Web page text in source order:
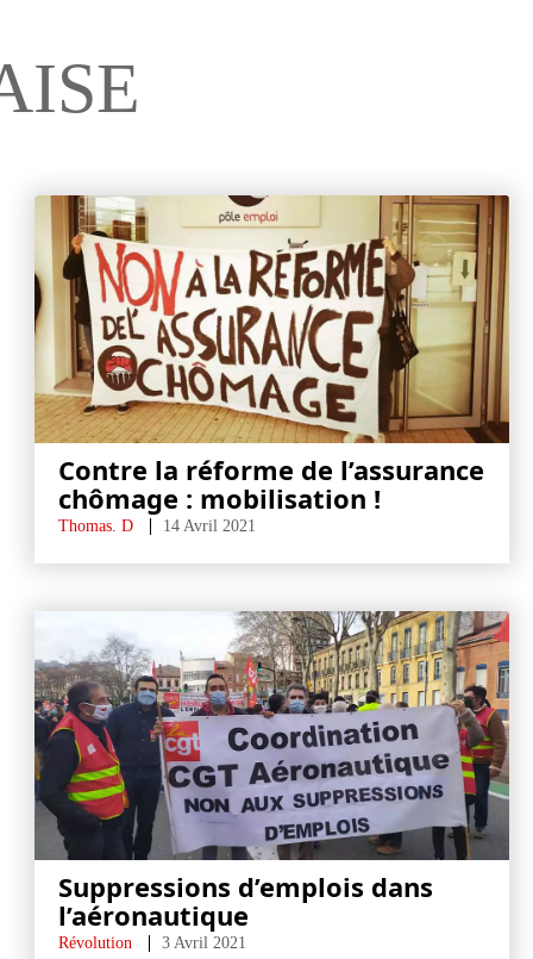
Contre la réforme de l’assurance
chômage : mobilisation !
Thomas. D 14 Avril 2021
Suppressions d’emplois dans
l’aéronautique
Révolution 3 Avril 2021